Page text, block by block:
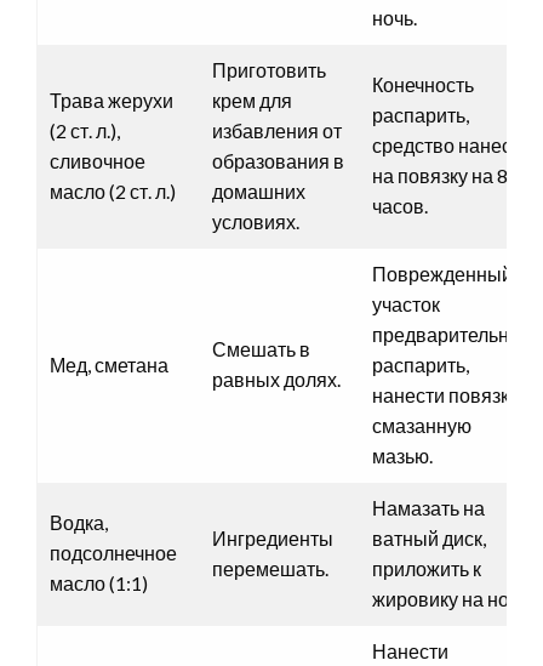
ночь.
Трава жерухи
(2 ст. л.),
сливочное
масло (2 ст. л.)
Приготовить
крем для
избавления от
образования в
домашних
условиях.
Конечность
распарить,
средство нанести
на повязку на 8
часов.
Мед, сметана
Смешать в
равных долях.
Поврежденный
участок
предварительно
распарить,
нанести повязку,
смазанную
мазью.
Водка,
подсолнечное
масло (1:1)
Ингредиенты
перемешать.
Намазать на
ватный диск,
приложить к
жировику на ноге.
Нанести